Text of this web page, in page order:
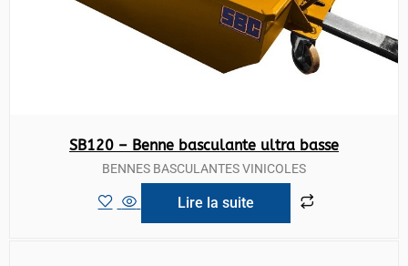
SB120 – Benne basculante ultra basse
BENNES BASCULANTES VINICOLES
Lire la suite